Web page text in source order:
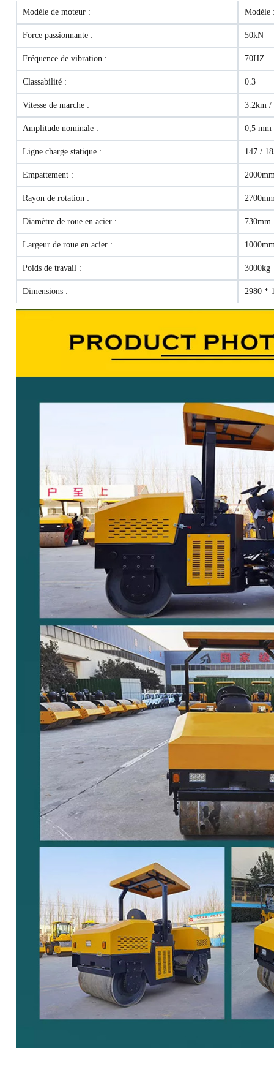
Modèle de moteur : Modèle
Force passionnante : 50kN
Fréquence de vibration : 70HZ
Classabilité : 0.3
Vitesse de marche : 3.2km /
Amplitude nominale : 0,5 mm
Ligne charge statique : 147 /
Empattement :
Rayon de rotation :
Diamètre de roue en acier : 730mm
Largeur de roue en acier :
Poids de travail : 3000kg
Dimensions : 2980 *